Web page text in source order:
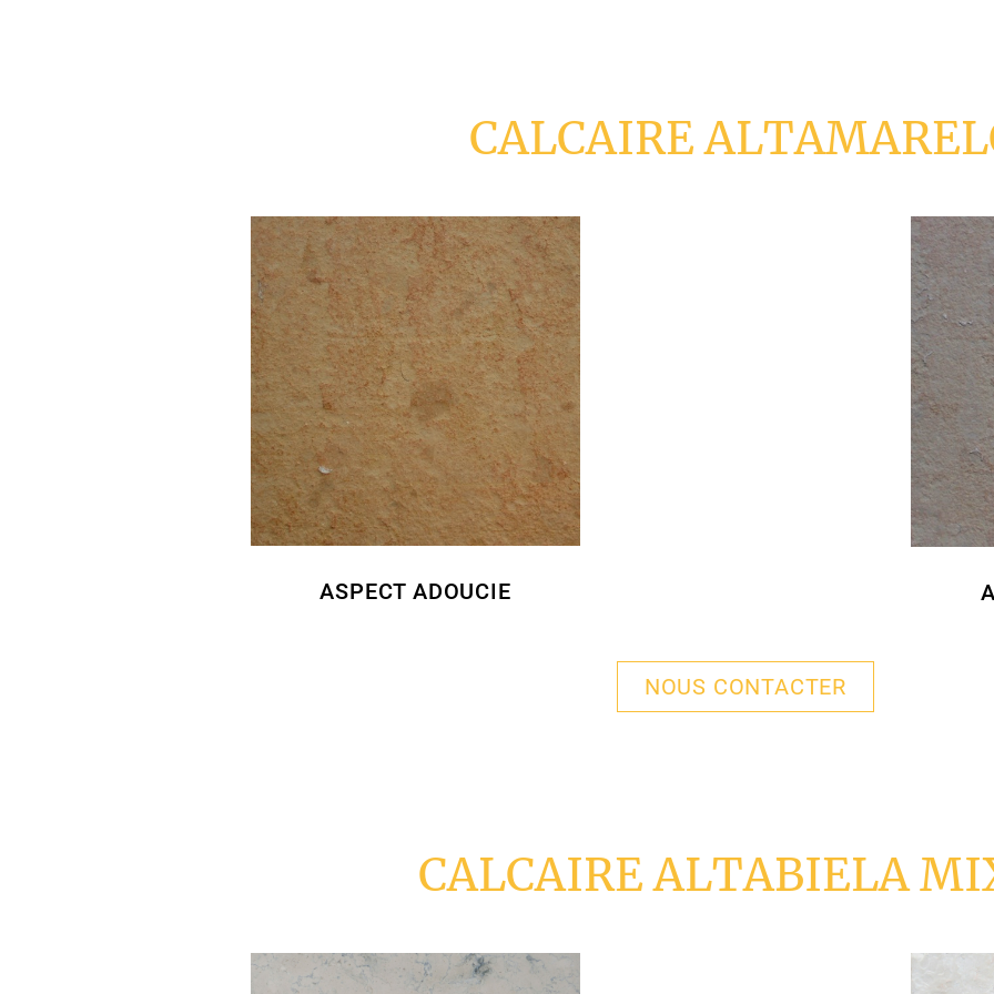
CALCAIRE
ASPECT ADOUCIE
NOUS CONTACTER
CALCAIRE ALTABIELA